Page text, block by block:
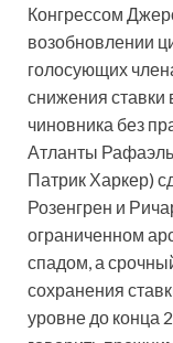
Конгрессом
возобновлении
голосующих
снижения
чиновника без
Атланты
Патрик Харкер)
Розенгрен и
ограниченном
спадом, а
сохранения
уровне до конца